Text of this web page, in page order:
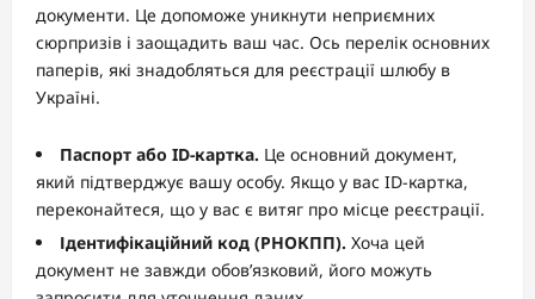
документи. Це допоможе уникнути неприємних
сюрпризів і заощадить ваш час. Ось перелік основних
паперів, які знадобляться для реєстрації шлюбу в
Україні.
Паспорт або ID-картка. Це основний документ,
який підтверджує вашу особу. Якщо у вас ID-картка,
переконайтеся, що у вас є витяг про місце реєстрації.
Ідентифікаційний код (РНОКПП). Хоча цей
документ не завжди обов’язковий, його можуть